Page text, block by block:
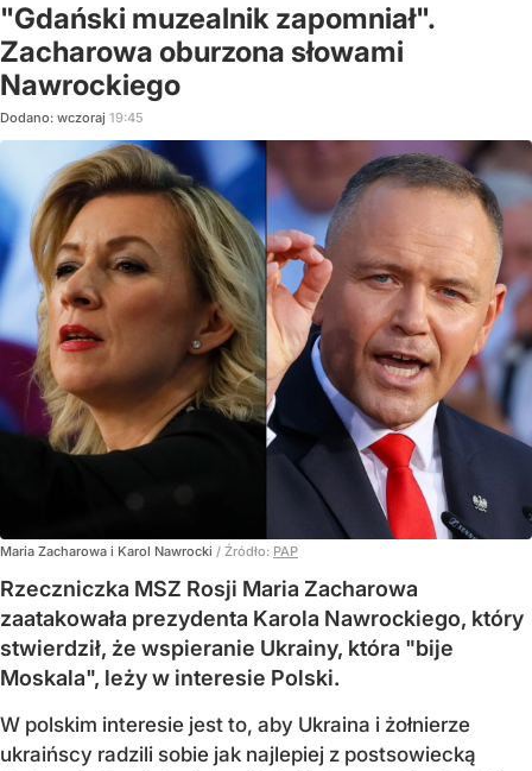
"Gdański muzealnik zapomniał".
Zacharowa oburzona słowami
Nawrockiego
Dodano: wczoraj 19:45
Maria Zacharowa i Karol Nawrocki / Źródło: PAP
Rzeczniczka MSZ Rosji Maria Zacharowa
zaatakowała prezydenta Karola Nawrockiego, który
stwierdził, że wspieranie Ukrainy, która "bije
Moskala", leży w interesie Polski.
W polskim interesie jest to, aby Ukraina i żołnierze
ukraińscy radzili sobie jak najlepiej z postsowiecką